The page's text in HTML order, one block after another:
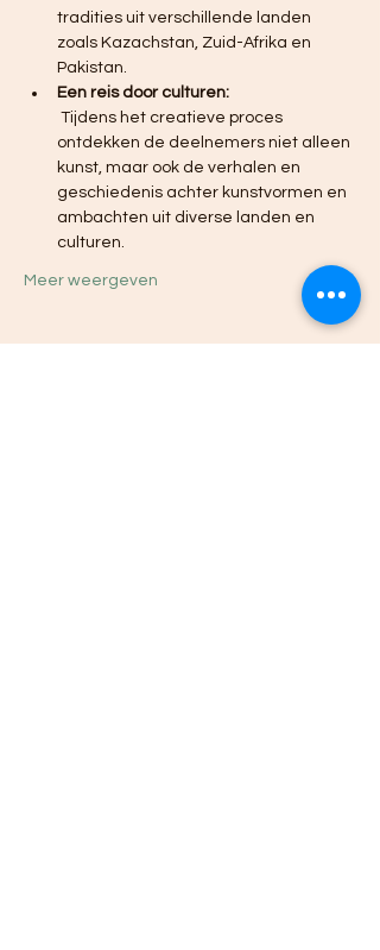
tradities uit verschillende landen
zoals Kazachstan, Zuid-Afrika en
Pakistan.
Een reis door culturen:
ontdekken de deelnemers niet alleen
kunst, maar ook de verhalen en
geschiedenis achter kunstvormen en
ambachten uit diverse landen en
culturen.
Meer weergeven